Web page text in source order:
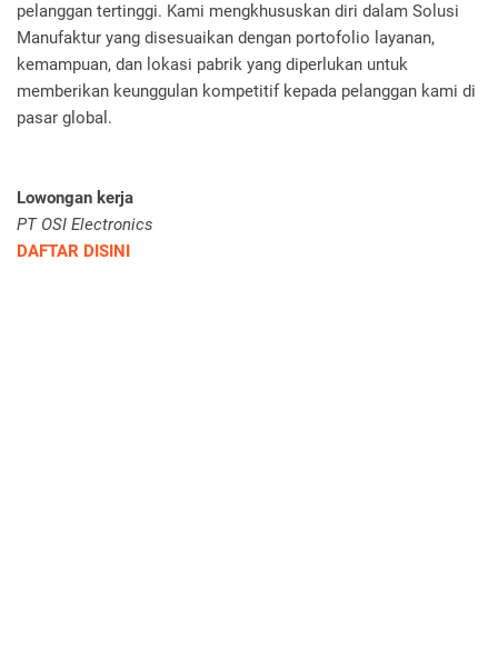
pelanggan tertinggi. Kami mengkhususkan diri dalam Solusi
Manufaktur yang disesuaikan dengan portofolio layanan,
kemampuan, dan lokasi pabrik yang diperlukan untuk
memberikan keunggulan kompetitif kepada pelanggan kami di
pasar global.
Lowongan kerja
PT OSI Electronics
DAFTAR DISINI